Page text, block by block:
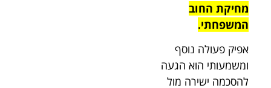
מחיקת החוב
המשפחתי.
אפיק פעולה נוסף
ומשמעותי הוא הגעה
להסכמה ישירה מול